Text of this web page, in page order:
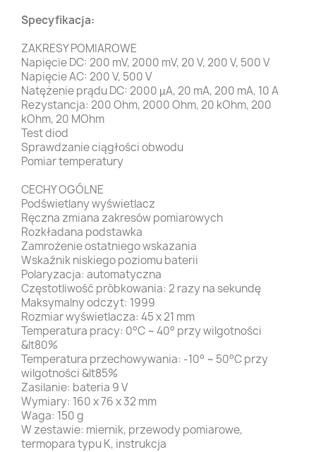
Specyfikacja:
ZAKRESY POMIAROWE
Napięcie DC: 200 mV, 2000 mV, 20 V, 200 V, 500 V
Napięcie AC: 200 V, 500 V
Natężenie prądu DC: 2000 µA, 20 mA, 200 mA, 10 A
Rezystancja: 200 Ohm, 2000 Ohm, 20 kOhm, 200
kOhm, 20 MOhm
Test diod
Sprawdzanie ciągłości obwodu
Pomiar temperatury
CECHY OGÓLNE
Podświetlany wyświetlacz
Ręczna zmiana zakresów pomiarowych
Rozkładana podstawka
Zamrożenie ostatniego wskazania
Wskaźnik niskiego poziomu baterii
Polaryzacja: automatyczna
Częstotliwość próbkowania: 2 razy na sekundę
Maksymalny odczyt: 1999
Rozmiar wyświetlacza: 45 x 21 mm
Temperatura pracy: 0°C ~ 40° przy wilgotności
&lt80%
Temperatura przechowywania: -10° ~ 50°C przy
wilgotności &lt85%
Zasilanie: bateria 9 V
Wymiary: 160 x 76 x 32 mm
Waga: 150 g
W zestawie: miernik, przewody pomiarowe,
termopara typu K, instrukcja